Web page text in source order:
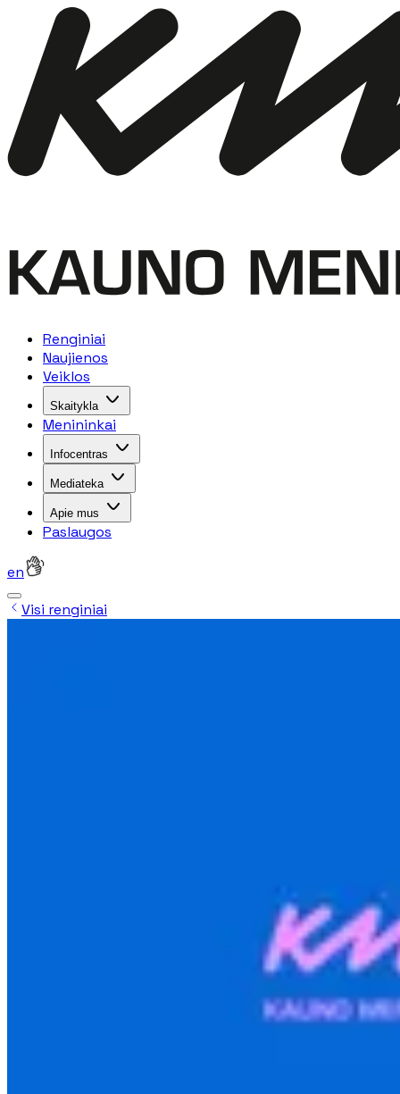
Renginiai
Naujienos
Veiklos
Skaitykla
Menininkai
Infocentras
Mediateka
Apie mus
Paslaugos
en
Visi renginiai